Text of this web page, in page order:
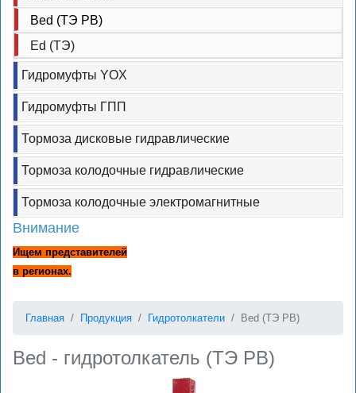
Bed (ТЭ РВ)
Ed (ТЭ)
Гидромуфты YOX
Гидромуфты ГПП
Тормоза дисковые гидравлические
Тормоза колодочные гидравлические
Тормоза колодочные электромагнитные
Внимание
Ищем представителей
в регионах.
Главная Продукция Гидротолкатели Bed (ТЭ РВ)
Bed - гидротолкатель (ТЭ РВ)